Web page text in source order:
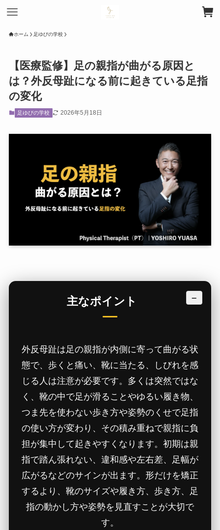
ホーム 足ゆびの学校
【医療監修】足の親指が曲がる原因と
は？外反母趾になる前に起きている足指
の変化
足ゆびの学校 2026年5月18日
主なポイント −
外反母趾は足の親指が内側に寄って曲がる状
態で、歩くと痛い、靴に当たる、しびれを感
じる人は注意が必要です。多くは突然ではな
く、靴の中で足が滑ることやゆるい履き物、
つま先を使わない歩き方や姿勢のくせで足指
の使い方が変わり、その積み重ねで親指に負
担が集中して起きやすくなります。初期は親
指で踏ん張れない、違和感や左右差、足幅が
広がるなどのサインが出ます。形だけを矯正
するより、靴のサイズや履き方、歩き方、足
指の動かし方や姿勢を見直すことが大切で
す。